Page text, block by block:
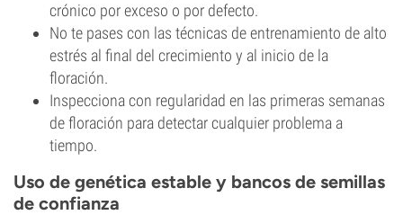
crónico por exceso o por defecto.
No te pases con las técnicas de entrenamiento de alto
estrés al final del crecimiento y al inicio de la
floración.
Inspecciona con regularidad en las primeras semanas
de floración para detectar cualquier problema a
tiempo.
Uso de genética estable y bancos de semillas
de confianza